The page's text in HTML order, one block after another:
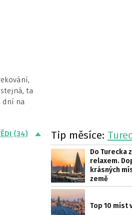
ta
dní na
(34) Tip měsíce:
Do Turecka
relaxem.
krásných
země
Top 10 míst